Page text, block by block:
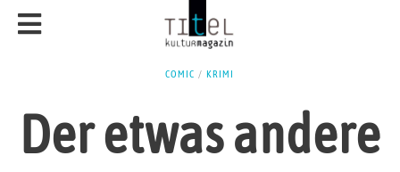
COMIC / KRIMI
Der etwas andere